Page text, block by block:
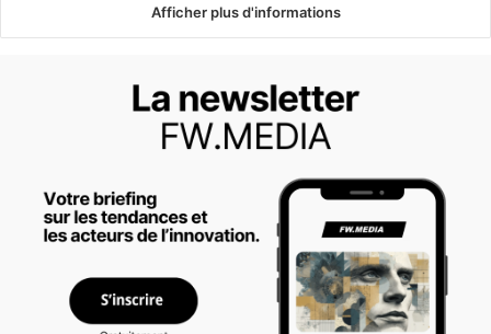
Afficher plus d'informations